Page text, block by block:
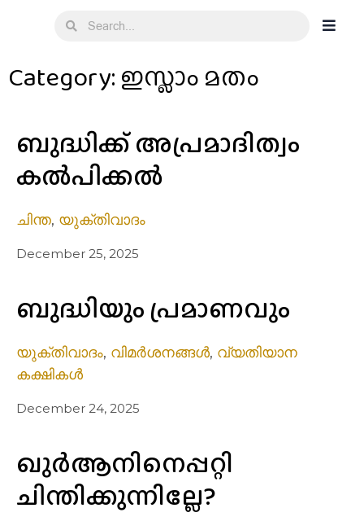
Category: ഇസ്ലാം മതം
ബുദ്ധിക്ക് അപ്രമാദിത്വം
കൽപിക്കൽ
ചിന്ത, യുക്തിവാദം
December 25, 2025
ബുദ്ധിയും പ്രമാണവും
യുക്തിവാദം, വിമർശനങ്ങൾ, വ്യതിയാന
കക്ഷികൾ
December 24, 2025
ഖുര്‍ആനിനെപ്പറ്റി
ചിന്തിക്കുന്നില്ലേ?